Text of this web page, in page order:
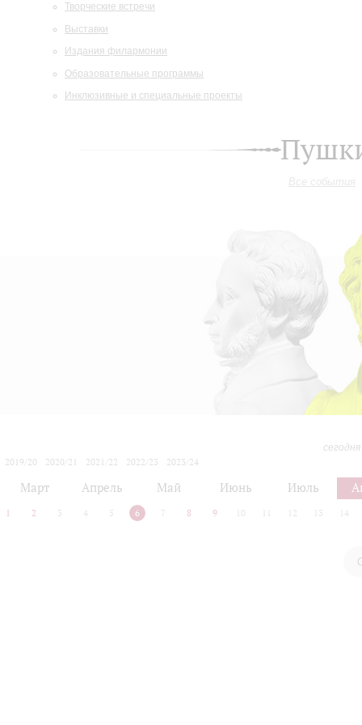
Творческие встречи
Выставки
Издания филармонии
Образовательные программы
Инклюзивные и специальные проекты
Все события
2019/20
2020/21 2021/22 2022/23
2023/24
Март Апрель Май Июнь Июль
1 2 3 4 5 6 7 8 9 10 12 13 14